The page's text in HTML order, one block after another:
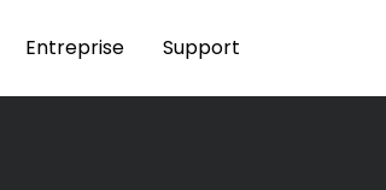
Entreprise Support